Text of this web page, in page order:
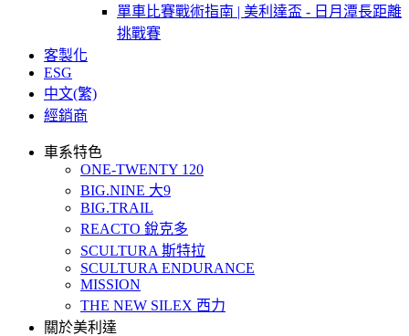
單車比賽戰術指南 | 美利達盃 - 日月潭長距離
挑戰賽
客製化
ESG
中文(繁)
經銷商
車系特色
ONE-TWENTY 120
BIG.NINE 大9
BIG.TRAIL
REACTO 銳克多
SCULTURA 斯特拉
SCULTURA ENDURANCE
MISSION
THE NEW SILEX 西力
關於美利達